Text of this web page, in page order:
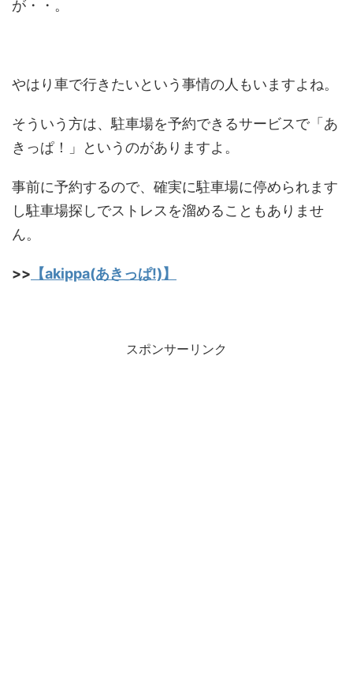
が・・。
やはり車で行きたいという事情の人もいますよね。
そういう方は、駐車場を予約できるサービスで「あ
きっぱ！」というのがありますよ。
事前に予約するので、確実に駐車場に停められます
し駐車場探しでストレスを溜めることもありませ
ん。
>> 【akippa(あきっぱ!)】
スポンサーリンク